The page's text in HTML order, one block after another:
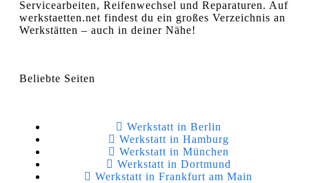
Servicearbeiten, Reifenwechsel und Reparaturen. Auf
werkstaetten.net findest du ein großes Verzeichnis an
Werkstätten – auch in deiner Nähe!
Beliebte Seiten
Werkstatt in Berlin
Werkstatt in Hamburg
Werkstatt in München
Werkstatt in Dortmund
Werkstatt in Frankfurt am Main